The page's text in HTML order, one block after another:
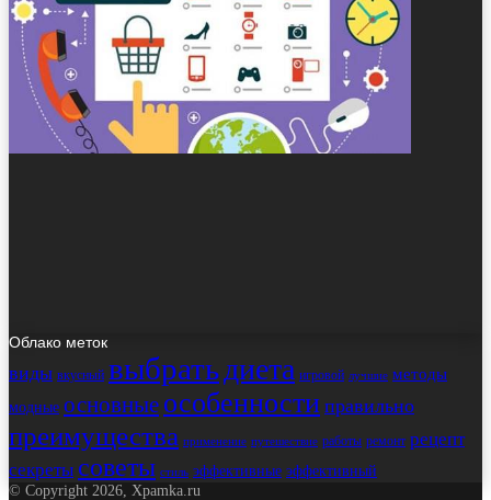
Облако меток
виды вкусный выбратьдиета игровой лучшие методы
модные основные особенности правильно
преимущества применение путешествие работы ремонт рецепт
секреты советы стиль эффективные эффективный
© Copyright 2026, Xpamka.ru